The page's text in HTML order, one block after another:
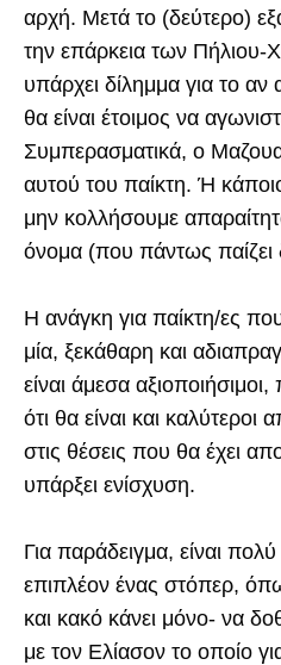
αρχή. Μετά το (δεύτερο)
την επάρκεια των Πήλιου-
υπάρχει δίλημμα για το
θα είναι έτοιμος να
Συμπερασματικά, ο
αυτού του παίκτη. Ή
μην κολλήσουμε
όνομα (που πάντως παίζει
Η ανάγκη για παίκτη/ες
μία, ξεκάθαρη και
είναι άμεσα
ότι θα είναι και
στις θέσεις που θα έχει
υπάρξει ενίσχυση.
Για παράδειγμα, είναι
επιπλέον ένας στόπερ,
και κακό κάνει μόνο- να
με τον Ελίασον το οποίο